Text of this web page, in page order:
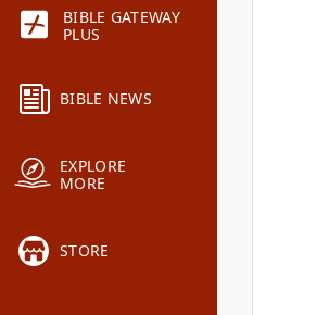
BIBLE GATEWAY
PLUS
BIBLE NEWS
EXPLORE
MORE
STORE